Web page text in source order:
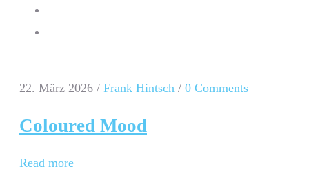
22. März 2026 / Frank Hintsch / 0 Comments
Coloured Mood
Read more